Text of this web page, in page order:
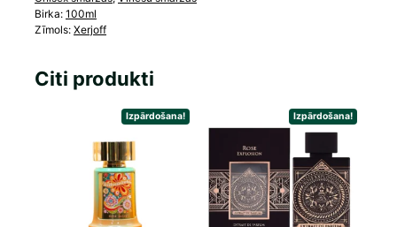
Birka: 100ml
Zīmols: Xerjoff
Citi produkti
Izpārdošana! Izpārdošana!